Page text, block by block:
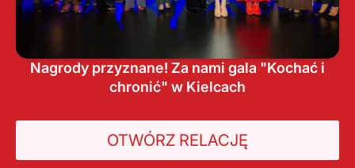
Nagrody przyznane! Za nami gala "Kochać i
chronić" w Kielcach
OTWÓRZ RELACJĘ